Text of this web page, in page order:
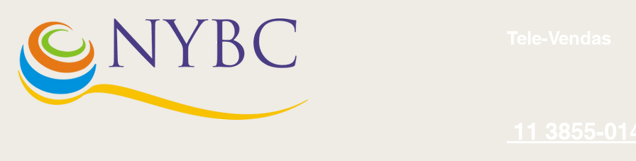
Tele-Vendas
11 3855-